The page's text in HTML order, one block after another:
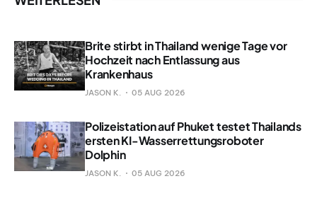
Brite stirbt in Thailand wenige Tage vor
Hochzeit nach Entlassung aus
Krankenhaus
JASON K. 05 AUG 2026
Polizeistation auf Phuket testet Thailands
ersten KI-Wasserrettungsroboter
Dolphin
JASON K. 05 AUG 2026